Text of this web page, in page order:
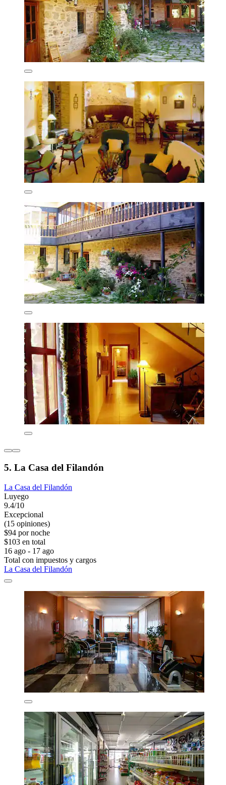
5. La Casa del Filandón
La Casa del Filandón
Luyego
9.4/10
Excepcional
(15 opiniones)
$94 por noche
$103 en total
16 ago - 17 ago
Total con impuestos y cargos
La Casa del Filandón